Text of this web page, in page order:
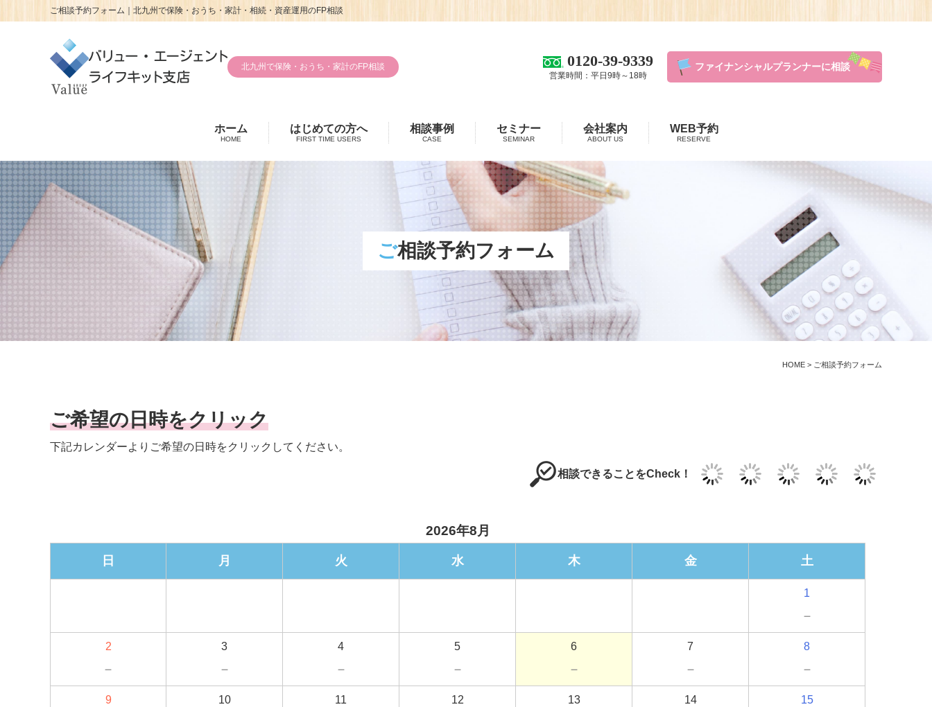
ご相談予約フォーム｜北九州で保険・おうち・家計・相続・資産運用のFP相談
北九州で保険・おうち・家計のFP相談 0120-39-9339
営業時間：平日9時～18時
ファイナンシャルプランナーに相談
ホーム
HOME
はじめての方へ
FIRST TIME USERS
相談事例
CASE
セミナー
SEMINAR
会社案内
ABOUT US
WEB予約
RESERVE
ご相談予約フォーム
HOME > ご相談予約フォーム
ご希望の日時をクリック
下記カレンダーよりご希望の日時をクリックしてください。
相談できることをCheck！
2026年8月
日 月 火 水 木 金 土
1
－
2
－
3
－
4
－
5
－
6
－
7
－
8
－
9 10 11 12 13 14 15